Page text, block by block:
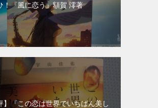
！『風に恋う』額賀 澪著
】『この恋は世界でいちばん美し